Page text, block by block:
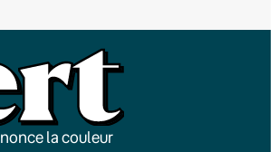
la couleur